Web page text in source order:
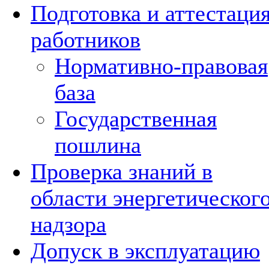
Подготовка и
работников
Нормативно-правовая
база
Государственная
пошлина
Проверка знаний в
области
надзора
Допуск в эксплуатацию